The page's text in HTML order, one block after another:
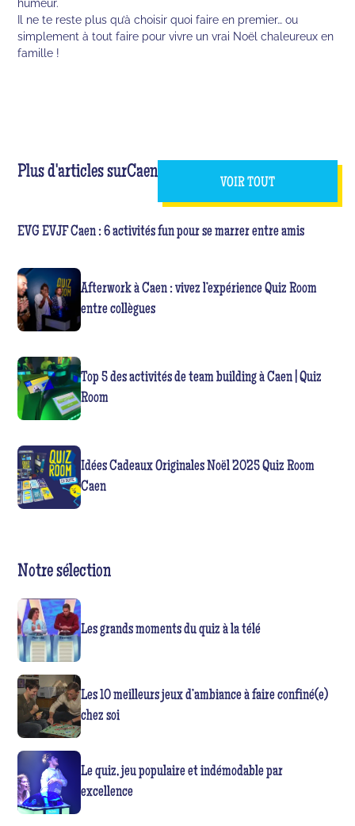
humeur.
Il ne te reste plus qu’à choisir quoi faire en premier… ou
simplement à tout faire pour vivre un vrai Noël chaleureux en
famille !
Plus d'articles surCaen
VOIR TOUT
EVG EVJF Caen : 6 activités fun pour se marrer entre amis
Afterwork à Caen : vivez l’expérience Quiz Room
entre collègues
Top 5 des activités de team building à Caen | Quiz
Room
Idées Cadeaux Originales Noël 2025 Quiz Room
Caen
Notre sélection
Les grands moments du quiz à la télé
Les 10 meilleurs jeux d’ambiance à faire confiné(e)
chez soi
Le quiz, jeu populaire et indémodable par
excellence